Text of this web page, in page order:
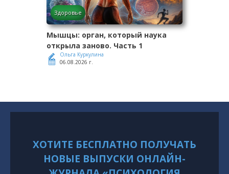
Здоровье
Мышцы: орган, который наука
открыла заново. Часть 1
Ольга Куркулина
06.08.2026 г.
ХОТИТЕ БЕСПЛАТНО ПОЛУЧАТЬ
НОВЫЕ ВЫПУСКИ ОНЛАЙН-